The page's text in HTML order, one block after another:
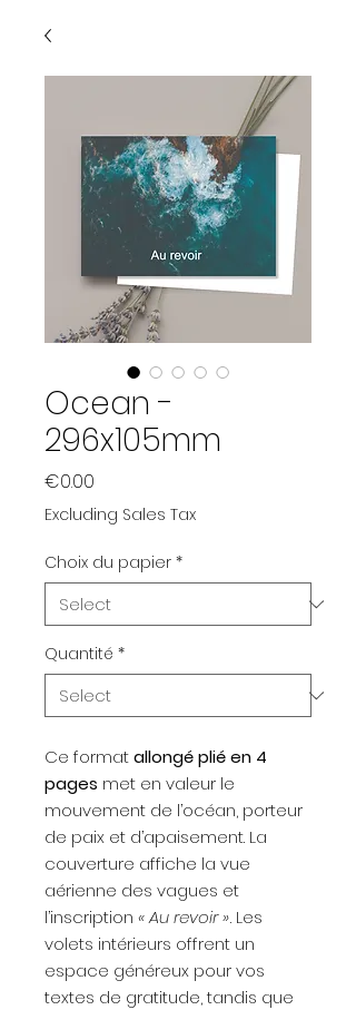
Ocean -
296x105mm
€0.00
Excluding Sales Tax
Choix du papier *
Quantité *
Ce formatallongé plié en 4
pages met en valeur le
mouvement de l’océan, porteur
de paix et d’apaisement. La
couverture affiche la vue
aérienne des vagues et
l’inscription « Au revoir ». Les
volets intérieurs offrent un
espace généreux pour vos
textes de gratitude, tandis que